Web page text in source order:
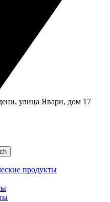
улица Явари, дом 17
продукты